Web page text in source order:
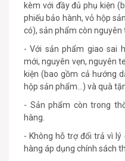
kèm với đầy đủ phụ kiện
phiếu bảo hành, vỏ hộp
có), sản phẩm còn nguyên
- Với sản phẩm giao sai
mới, nguyên vẹn, nguyên
kiện (bao gồm cả hướng
hộp sản phẩm...) và quà
- Sản phẩm còn trong
hàng.
- Không hỗ trợ đổi trả vì
hàng áp dụng chính sách